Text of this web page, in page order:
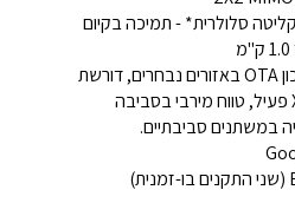
סלולרית* - תמיכה בקיום
התכונה תהיה זמינה בעדכון OTA באזורים נבחרים, דורשת
סים מותקן וחשבון Xiaomi פעיל, טווח מירבי בסביבה
במשתנים סביבתיים.